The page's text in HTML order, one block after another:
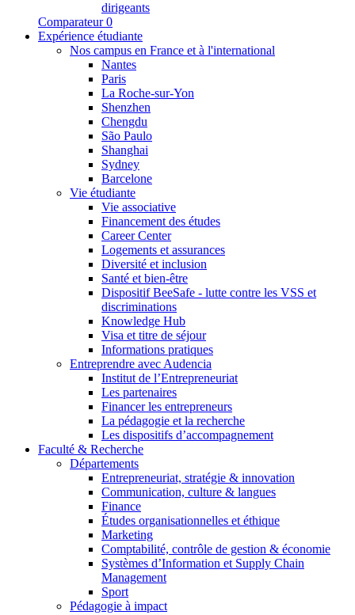
dirigeants
Comparateur 0
Expérience étudiante
Nos campus en France et à l'international
Nantes
Paris
La Roche-sur-Yon
Shenzhen
Chengdu
São Paulo
Shanghai
Sydney
Barcelone
Vie étudiante
Vie associative
Financement des études
Career Center
Logements et assurances
Diversité et inclusion
Santé et bien-être
Dispositif BeeSafe - lutte contre les VSS et
discriminations
Knowledge Hub
Visa et titre de séjour
Informations pratiques
Entreprendre avec Audencia
Institut de l’Entrepreneuriat
Les partenaires
Financer les entrepreneurs
La pédagogie et la recherche
Les dispositifs d’accompagnement
Faculté & Recherche
Départements
Entrepreneuriat, stratégie & innovation
Communication, culture & langues
Finance
Études organisationnelles et éthique
Marketing
Comptabilité, contrôle de gestion & économie
Systèmes d’Information et Supply Chain
Management
Sport
Pédagogie à impact